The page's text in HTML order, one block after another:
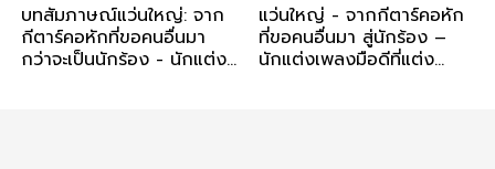
บทสัมภาษณ์แว่นใหญ่: จาก
กีตาร์คอหักที่ขอคนอื่นมา
กว่าจะเป็นนักร้อง - นักแต่ง
แว่นใหญ่ - จากกีตาร์คอหัก
ที่ขอคนอื่นมา สู่นักร้อง –
นักแต่งเพลงมือดีที่แต่ง